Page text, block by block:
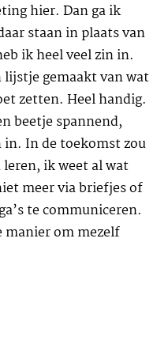
hier. Dan ga ik
staan in plaats van
ik heel veel zin in.
gemaakt van wat
zetten. Heel handig.
beetje spannend,
in. In de toekomst zou
ik weet al wat
meer via briefjes of
te communiceren.
manier om mezelf